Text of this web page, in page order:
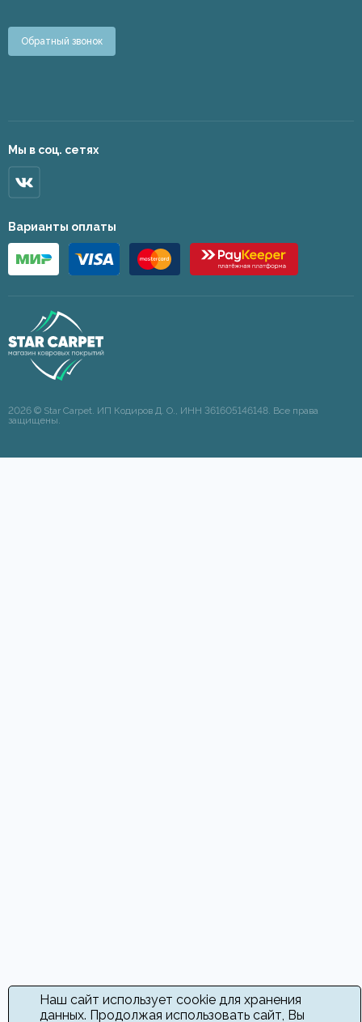
Наш сайт использует cookie для хранения
данных. Продолжая использовать сайт, Вы
Обратный звонок
Мы в соц. сетях
Варианты оплаты
2026 © Star Carpet. ИП Кодиров Д. О., ИНН 361605146148. Все права
защищены.